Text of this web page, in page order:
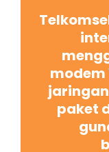
modem
paket